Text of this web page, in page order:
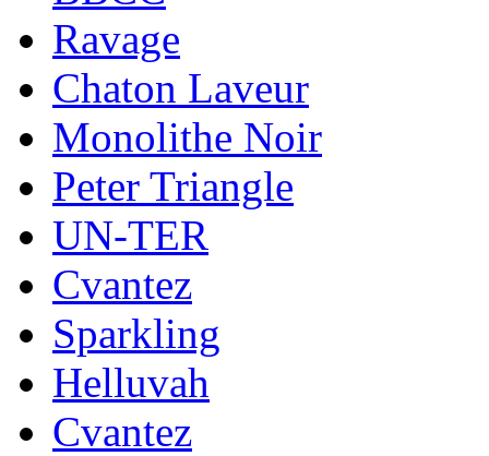
Ravage
Chaton Laveur
Monolithe Noir
Peter Triangle
UN-TER
Cvantez
Sparkling
Helluvah
Cvantez